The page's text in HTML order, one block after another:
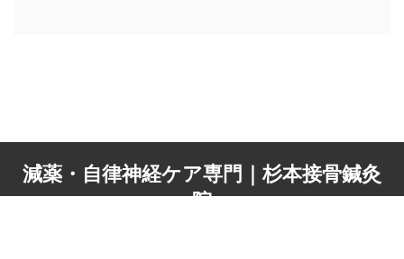
減薬・自律神経ケア専門｜杉本接骨鍼灸
院